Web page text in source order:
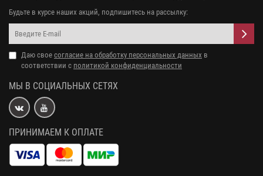
Будьте в курсе наших акций, подпишитесь на рассылку:
Даю свое согласие на обработку персональных данных в
соответствии с политикой конфиденциальности
МЫ В СОЦИАЛЬНЫХ СЕТЯХ
ПРИНИМАЕМ К ОПЛАТЕ